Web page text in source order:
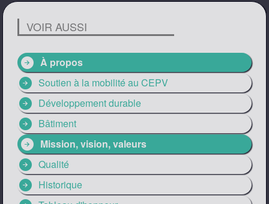
VOIR AUSSI
arrow_circle_right À propos
arrow_circle_right Soutien à la mobilité au CEPV
arrow_circle_right Développement durable
arrow_circle_right Bâtiment
arrow_circle_right Mission, vision, valeurs
arrow_circle_right Qualité
arrow_circle_right Historique